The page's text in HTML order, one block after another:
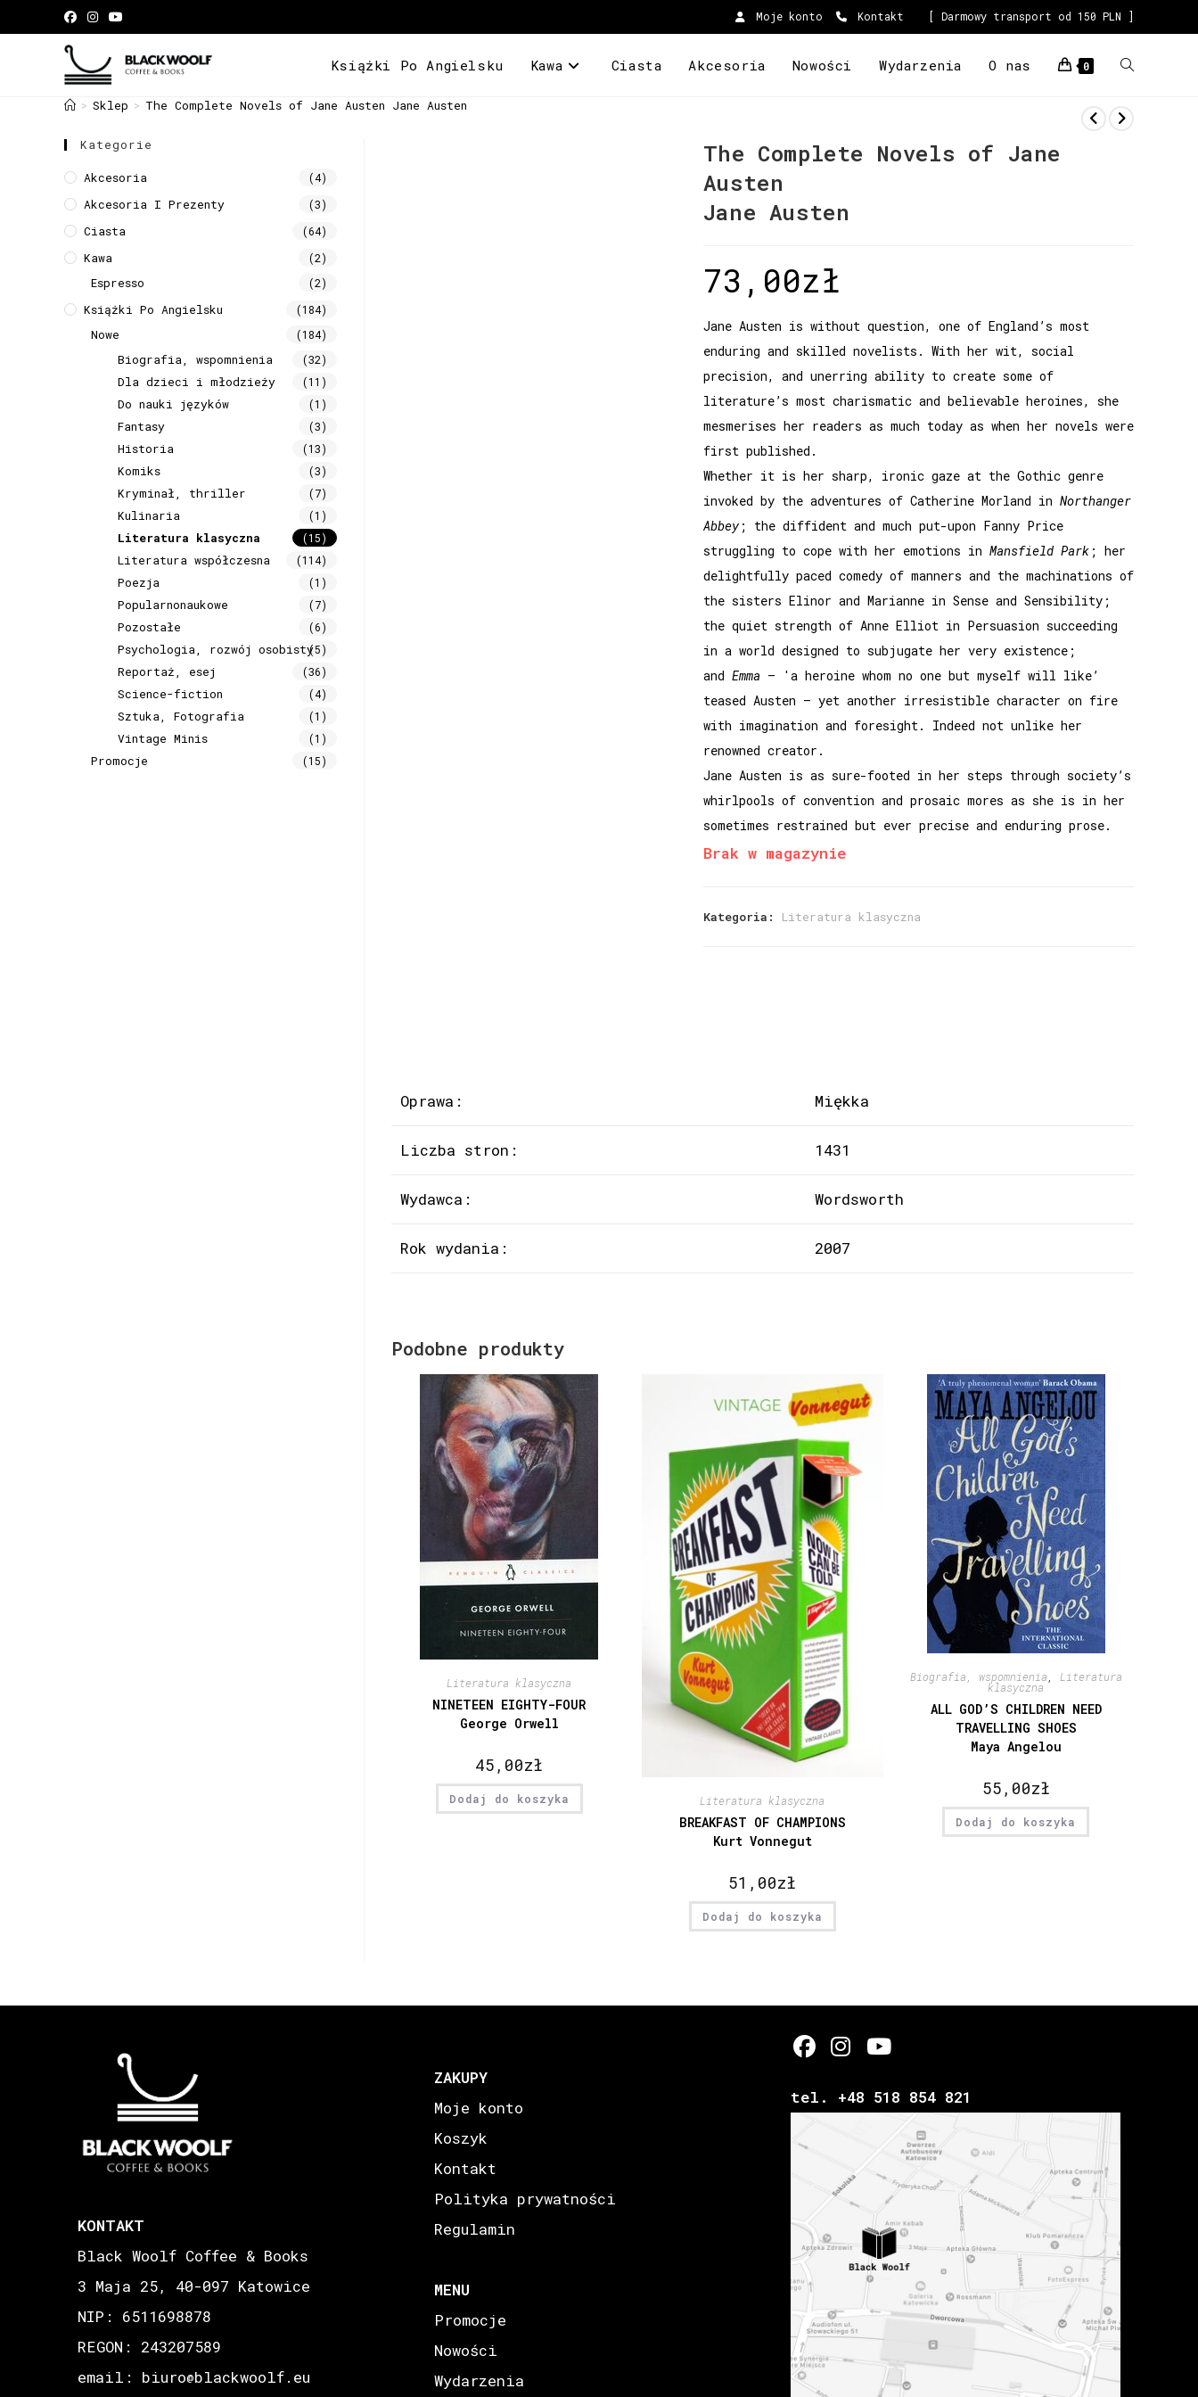
Moje konto Kontakt [ Darmowy transport od 150 PLN ]
Książki Po Angielsku Kawa Ciasta Akcesoria Nowości Wydarzenia O nas 0
> Sklep > The Complete Novels of Jane Austen Jane Austen
The Complete Novels of Jane
Austen
Jane Austen
73,00zł
Jane Austen is without question, one of England’s most
enduring and skilled novelists. With her wit, social
precision, and unerring ability to create some of
literature’s most charismatic and believable heroines, she
mesmerises her readers as much today as when her novels were
first published.
Whether it is her sharp, ironic gaze at the Gothic genre
invoked by the adventures of Catherine Morland in Northanger
Abbey; the diffident and much put-upon Fanny Price
struggling to cope with her emotions in Mansfield Park; her
delightfully paced comedy of manners and the machinations of
the sisters Elinor and Marianne in Sense and Sensibility;
the quiet strength of Anne Elliot in Persuasion succeeding
in a world designed to subjugate her very existence;
and Emma – 'a heroine whom no one but myself will like’
teased Austen – yet another irresistible character on fire
with imagination and foresight. Indeed not unlike her
renowned creator.
Jane Austen is as sure-footed in her steps through society’s
whirlpools of convention and prosaic mores as she is in her
sometimes restrained but ever precise and enduring prose.
Brak w magazynie
Kategoria: Literatura klasyczna
Oprawa: Miękka
Liczba stron: 1431
Wydawca: Wordsworth
Rok wydania: 2007
Podobne produkty
Literatura klasyczna
NINETEEN EIGHTY-FOUR
George Orwell
45,00zł
Dodaj do koszyka Literatura klasyczna
BREAKFAST OF CHAMPIONS
Kurt Vonnegut
51,00zł
Dodaj do koszyka
Biografia, wspomnienia Literatura
klasyczna
ALL GOD’S CHILDREN NEED
TRAVELLING SHOES
Maya Angelou
55,00zł
Dodaj do koszyka
Kategorie
Akcesoria (4)
Akcesoria I Prezenty (3)
Ciasta (64)
Kawa (2)
Espresso (2)
Książki Po Angielsku (184)
Nowe (184)
Biografia, wspomnienia (32)
Dla dzieci i młodzieży (11)
Do nauki języków (1)
Fantasy (3)
Historia (13)
Komiks (3)
Kryminał, thriller (7)
Kulinaria (1)
Literatura klasyczna (15)
Literatura współczesna (114)
Poezja (1)
Popularnonaukowe (7)
Pozostałe (6)
Psychologia, rozwój osobisty(5)
Reportaż, esej (36)
Science-fiction (4)
Sztuka, Fotografia (1)
Vintage Minis (1)
Promocje (15)
KONTAKT
Black Woolf Coffee & Books
3 Maja 25, 40-097 Katowice
NIP: 6511698878
REGON: 243207589
email: biuro@blackwoolf.eu
ZAKUPY
Moje konto
Koszyk
Kontakt
Polityka prywatności
Regulamin
MENU
Promocje
Nowości
Wydarzenia
tel. +48 518 854 821